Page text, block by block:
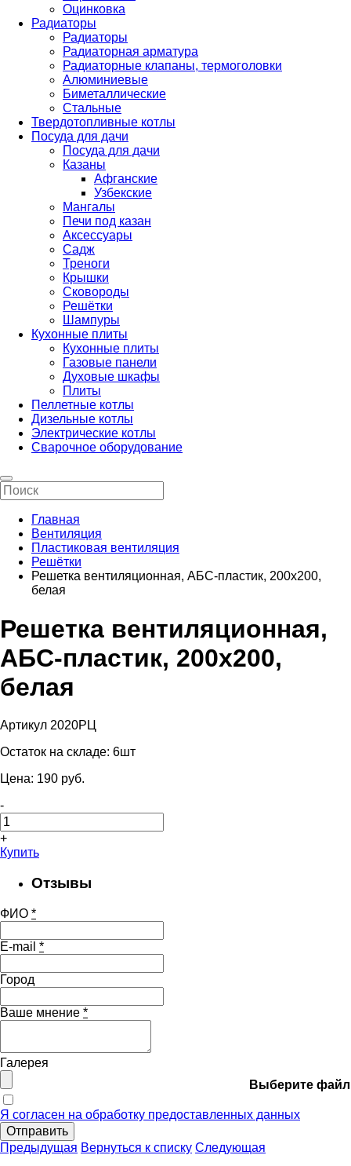
Оцинковка
Радиаторы
Радиаторы
Радиаторная арматура
Радиаторные клапаны, термоголовки
Алюминиевые
Биметаллические
Стальные
Твердотопливные котлы
Посуда для дачи
Посуда для дачи
Казаны
Афганские
Узбекские
Мангалы
Печи под казан
Аксессуары
Садж
Треноги
Крышки
Сковороды
Решётки
Шампуры
Кухонные плиты
Кухонные плиты
Газовые панели
Духовые шкафы
Плиты
Пеллетные котлы
Дизельные котлы
Электрические котлы
Сварочное оборудование
Главная
Вентиляция
Пластиковая вентиляция
Решётки
Решетка вентиляционная, АБС-пластик, 200х200,
белая
Решетка вентиляционная,
АБС-пластик, 200х200,
белая
Артикул 2020РЦ
Остаток на складе: 6шт
Цена: 190 pуб.
-
+
Купить
Отзывы
ФИО *
E-mail *
Город
Ваше мнение *
Галерея
Выберите файл
Я согласен на обработку предоставленных данных
Отправить
Предыдущая Вернуться к списку Следующая